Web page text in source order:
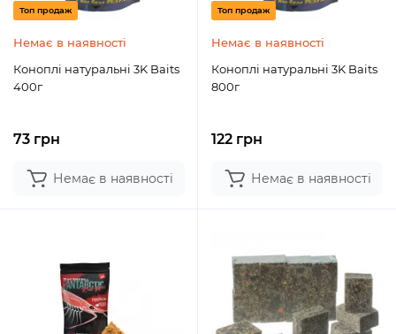
Топ продаж
Немає в наявності
Коноплі натуральні 3K Baits
400г
73 грн
Немає в наявності
Топ продаж
Немає в наявності
Коноплі натуральні 3K Baits
800г
122 грн
Немає в наявності